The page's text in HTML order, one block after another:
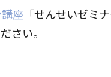
座 「せんせいゼミ
さい。